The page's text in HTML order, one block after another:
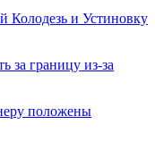
Колодезь и Устиновку
за границу из-за
положены